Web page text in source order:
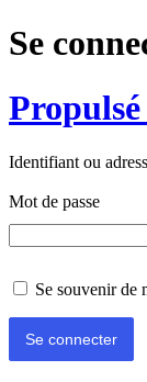
Se
Identifiant ou
Mot de passe
Se souvenir de